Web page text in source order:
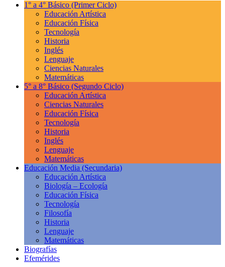
1° a 4° Básico (Primer Ciclo)
Educación Artística
Educación Física
Tecnología
Historia
Inglés
Lenguaje
Ciencias Naturales
Matemáticas
5° a 8° Básico (Segundo Ciclo)
Educación Artística
Ciencias Naturales
Educación Física
Tecnología
Historia
Inglés
Lenguaje
Matemáticas
Educación Media (Secundaria)
Educación Artística
Biología – Ecología
Educación Física
Tecnología
Filosofía
Historia
Lenguaje
Matemáticas
Biografías
Efemérides